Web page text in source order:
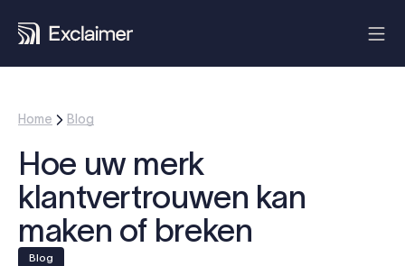
Home Blog
Hoe uw merk
klantvertrouwen kan
maken of breken
blog